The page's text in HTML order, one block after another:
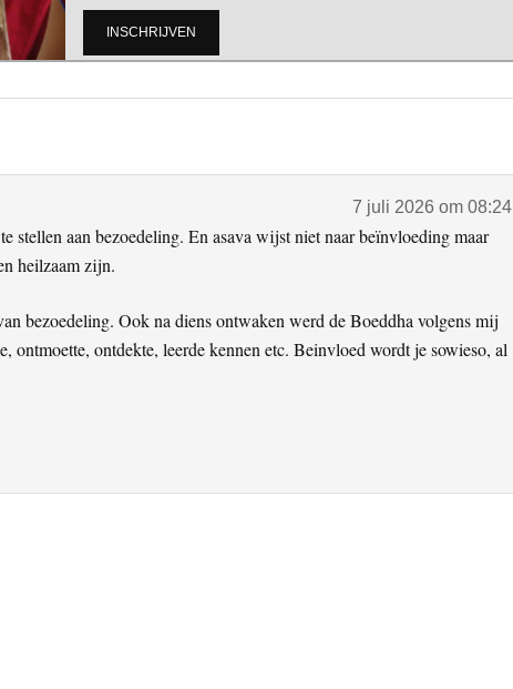
7 juli 2026 om 08:24
stellen aan bezoedeling. En asava wijst niet naar beïnvloeding maar
heilzaam zijn.
bezoedeling. Ook na diens ontwaken werd de Boeddha volgens mij
ontmoette, ontdekte, leerde kennen etc. Beinvloed wordt je sowieso, al